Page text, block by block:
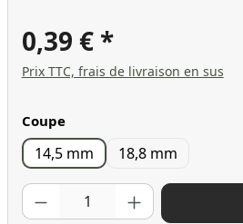
0,39 €
Prix TTC, frais de livraison en sus
Sélectionnez
Coupe
14,5 mm 18,8 mm
Quantité de produit : Entrez la